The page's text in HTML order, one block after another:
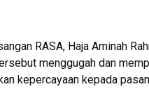
RASA, Haja Aminah
menggugah dan
kepercayaan kepada